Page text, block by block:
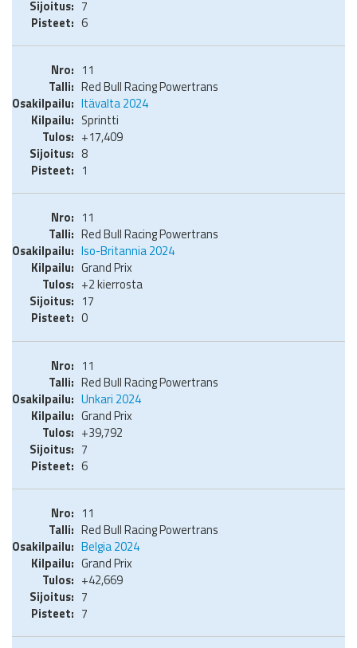
7
6
11
Red Bull Racing Powertrans
Itävalta 2024
Sprintti
+17,409
8
1
11
Red Bull Racing Powertrans
Iso-Britannia 2024
Grand Prix
+2 kierrosta
17
0
11
Red Bull Racing Powertrans
Unkari 2024
Grand Prix
+39,792
7
6
11
Red Bull Racing Powertrans
Belgia 2024
Grand Prix
+42,669
7
7